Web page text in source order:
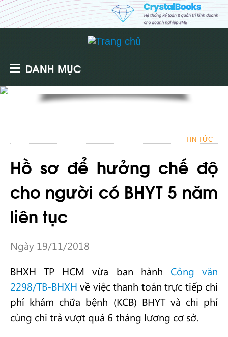
DANH MỤC
TIN TỨC
Hồ sơ để hưởng chế độ
cho người có BHYT 5 năm
liên tục
Ngày 19/11/2018
BHXH TP HCM vừa ban hành Công văn
2298/TB-BHXH về việc thanh toán trực tiếp chi
phí khám chữa bệnh (KCB) BHYT và chi phí
cùng chi trả vượt quá 6 tháng lương cơ sở.